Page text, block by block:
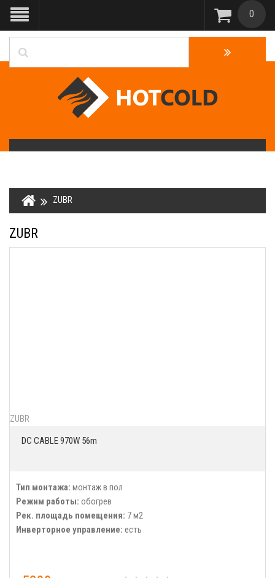
0
ZUBR
ZUBR
ZUBR
DC CABLE 970W 56m
Тип монтажа: монтаж в пол
Режим работы: обогрев
Рек. площадь помещения: 7 м2
Инверторное управление: есть